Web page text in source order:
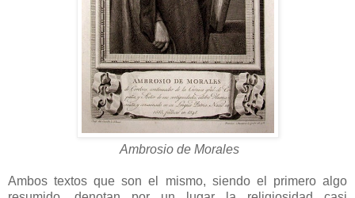
Ambrosio de Morales
Ambos textos que son el mismo, siendo el primero algo